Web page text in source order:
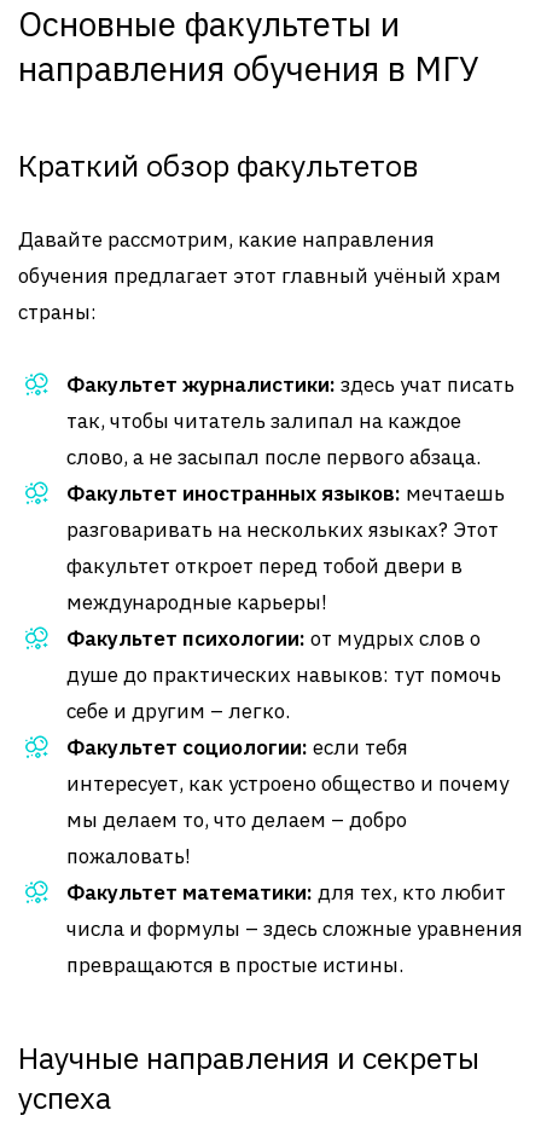
Основные факультеты и
направления обучения в МГУ
Краткий обзор факультетов
Давайте рассмотрим, какие направления
обучения предлагает этот главный учёный храм
страны:
Факультет журналистики: здесь учат писать
так, чтобы читатель залипал на каждое
слово, а не засыпал после первого абзаца.
Факультет иностранных языков: мечтаешь
разговаривать на нескольких языках? Этот
факультет откроет перед тобой двери в
международные карьеры!
Факультет психологии: от мудрых слов о
душе до практических навыков: тут помочь
себе и другим – легко.
Факультет социологии: если тебя
интересует, как устроено общество и почему
мы делаем то, что делаем – добро
пожаловать!
Факультет математики: для тех, кто любит
числа и формулы – здесь сложные уравнения
превращаются в простые истины.
Научные направления и секреты
успеха